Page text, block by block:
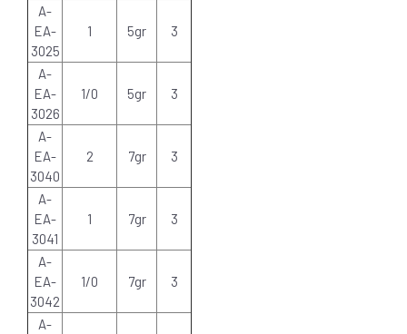
A-
EA-
3025
1 5gr 3
A-
EA-
3026
1/0 5gr 3
A-
EA-
3040
2 7gr 3
A-
EA-
3041
1 7gr 3
A-
EA-
3042
1/0 7gr 3
A-